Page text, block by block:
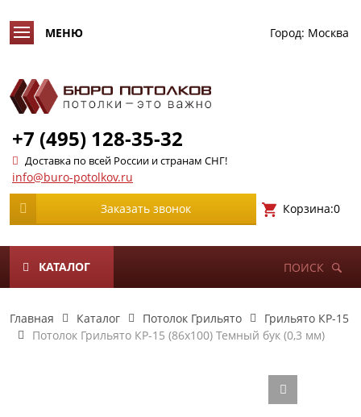
Город: Москва
+7 (495) 128-35-32
Доставка по всей России и странам СНГ!
info@buro-potolkov.ru
Заказать звонок Корзина:0
КАТАЛОГ ПОИСК
Главная Каталог Потолок Грильято
Грильято КР-15
Потолок Грильято КР-15 (86х100) Темный бук (0,3 мм)